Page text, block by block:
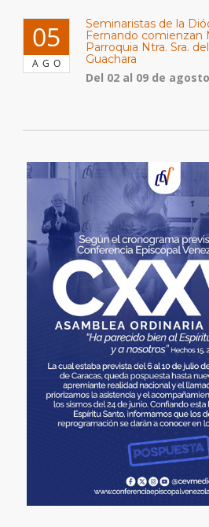
05
AGO
Seminaristas de la
Fernando comienzan
Parroquia Ntra. Sra.
Guachara
Del 02 al 09 de